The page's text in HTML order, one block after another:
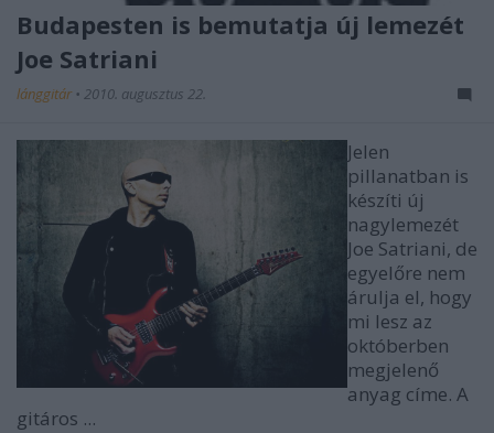
Budapesten is bemutatja új lemezét
Joe Satriani
lánggitár • 2010. augusztus 22.
Jelen
pillanatban is
készíti új
nagylemezét
Joe Satriani, de
egyelőre nem
árulja el, hogy
mi lesz az
októberben
megjelenő
anyag címe. A
gitáros ...